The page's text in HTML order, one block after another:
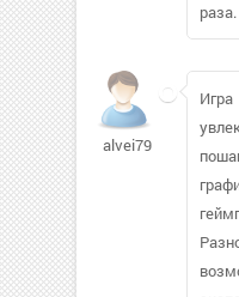
раза.
alvei79